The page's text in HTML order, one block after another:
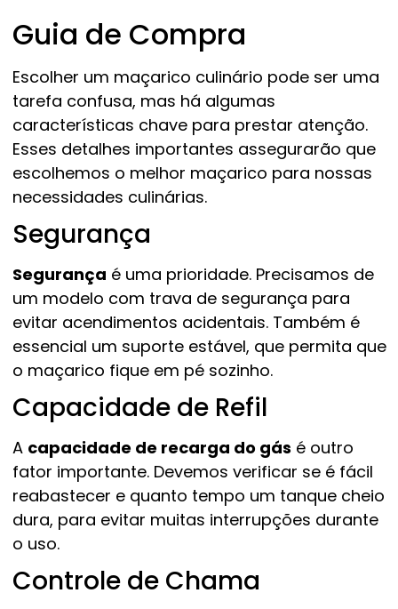
Guia de Compra
Escolher um maçarico culinário pode ser uma
tarefa confusa, mas há algumas
características chave para prestar atenção.
Esses detalhes importantes assegurarão que
escolhemos o melhor maçarico para nossas
necessidades culinárias.
Segurança
Segurança é uma prioridade. Precisamos de
um modelo com trava de segurança para
evitar acendimentos acidentais. Também é
essencial um suporte estável, que permita que
o maçarico fique em pé sozinho.
Capacidade de Refil
A capacidade de recarga do gás é outro
fator importante. Devemos verificar se é fácil
reabastecer e quanto tempo um tanque cheio
dura, para evitar muitas interrupções durante
o uso.
Controle de Chama